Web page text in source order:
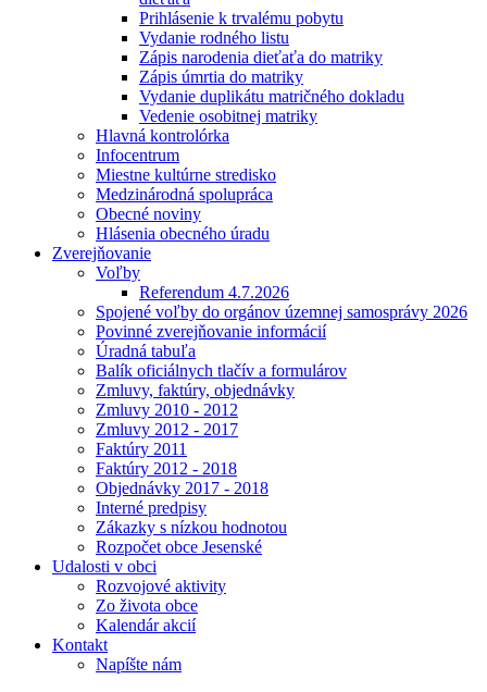
Prihlásenie k trvalému pobytu
Vydanie rodného listu
Zápis narodenia dieťaťa do matriky
Zápis úmrtia do matriky
Vydanie duplikátu matričného dokladu
Vedenie osobitnej matriky
Hlavná kontrolórka
Infocentrum
Miestne kultúrne stredisko
Medzinárodná spolupráca
Obecné noviny
Hlásenia obecného úradu
Zverejňovanie
Voľby
Referendum 4.7.2026
Spojené voľby do orgánov územnej samosprávy 2026
Povinné zverejňovanie informácií
Úradná tabuľa
Balík oficiálnych tlačív a formulárov
Zmluvy, faktúry, objednávky
Zmluvy 2010 - 2012
Zmluvy 2012 - 2017
Faktúry 2011
Faktúry 2012 - 2018
Objednávky 2017 - 2018
Interné predpisy
Zákazky s nízkou hodnotou
Rozpočet obce Jesenské
Udalosti v obci
Rozvojové aktivity
Zo života obce
Kalendár akcií
Kontakt
Napíšte nám